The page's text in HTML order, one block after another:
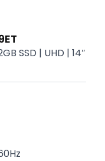
SSD | UHD | 14″